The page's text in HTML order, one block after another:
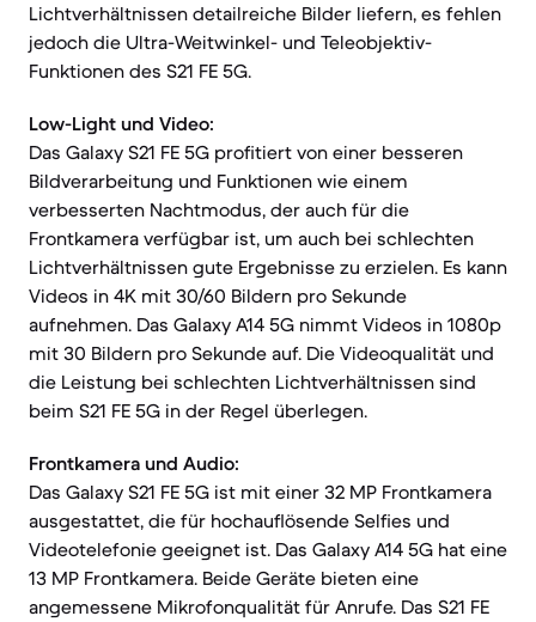
Lichtverhältnissen detailreiche Bilder liefern, es fehlen
jedoch die Ultra-Weitwinkel- und Teleobjektiv-
Funktionen des S21 FE 5G.
Low-Light und Video:
Das Galaxy S21 FE 5G profitiert von einer besseren
Bildverarbeitung und Funktionen wie einem
verbesserten Nachtmodus, der auch für die
Frontkamera verfügbar ist, um auch bei schlechten
Lichtverhältnissen gute Ergebnisse zu erzielen. Es kann
Videos in 4K mit 30/60 Bildern pro Sekunde
aufnehmen. Das Galaxy A14 5G nimmt Videos in 1080p
mit 30 Bildern pro Sekunde auf. Die Videoqualität und
die Leistung bei schlechten Lichtverhältnissen sind
beim S21 FE 5G in der Regel überlegen.
Frontkamera und Audio:
Das Galaxy S21 FE 5G ist mit einer 32 MP Frontkamera
ausgestattet, die für hochauflösende Selfies und
Videotelefonie geeignet ist. Das Galaxy A14 5G hat eine
13 MP Frontkamera. Beide Geräte bieten eine
angemessene Mikrofonqualität für Anrufe. Das S21 FE